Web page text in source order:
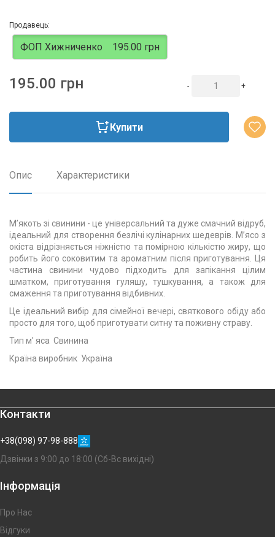
Продавець:
ФОП Хижниченко 195.00 грн
195.00 грн - +
Купити
Опис Характеристики
М’якоть зі свинини - це універсальний та дуже смачний відруб,
ідеальний для створення безлічі кулінарних шедеврів. М’ясо з
окіста відрізняється ніжністю та помірною кількістю жиру, що
робить його соковитим та ароматним після приготування. Ця
частина свинини чудово підходить для запікання цілим
шматком, приготування гуляшу, тушкування, а також для
смаження та приготування відбивних.
Це ідеальний вибір для сімейної вечері, святкового обіду або
просто для того, щоб приготувати ситну та поживну страву.
Тип м' яса Свинина
Країна виробник Україна
Контакти
+38(098) 97-98-888
Дзвінки з 9:00 до 18:00 (Сб-Вс вихідні)
Інформація
Про Нас
Відгуки